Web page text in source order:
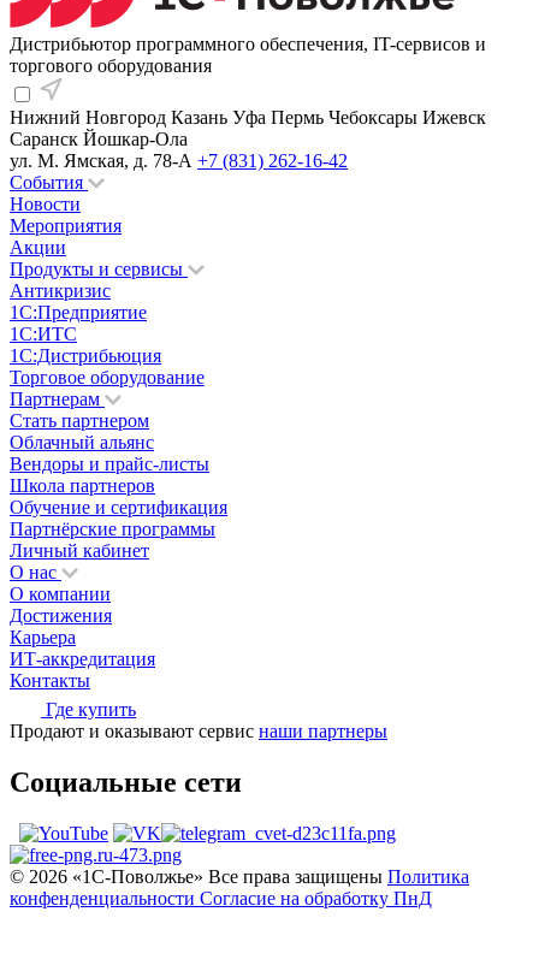
Дистрибьютор программного обеспечения, IT-сервисов и
торгового оборудования
Нижний Новгород Казань Уфа Пермь Чебоксары Ижевск
Саранск Йошкар-Ола
ул. М. Ямская, д. 78-А +7 (831) 262-16-42
События
Новости
Мероприятия
Акции
Продукты и сервисы
Антикризис
1С:Предприятие
1С:ИТС
1С:Дистрибьюция
Торговое оборудование
Партнерам
Стать партнером
Облачный альянс
Вендоры и прайс-листы
Школа партнеров
Обучение и сертификация
Партнёрские программы
Личный кабинет
О нас
О компании
Достижения
Карьера
ИТ-аккредитация
Контакты
Где купить
Продают и оказывают сервис наши партнеры
Социальные сети
© 2026 «1С‑Поволжье» Все права защищены Политика
конфенденциальности Согласие на обработку ПнД